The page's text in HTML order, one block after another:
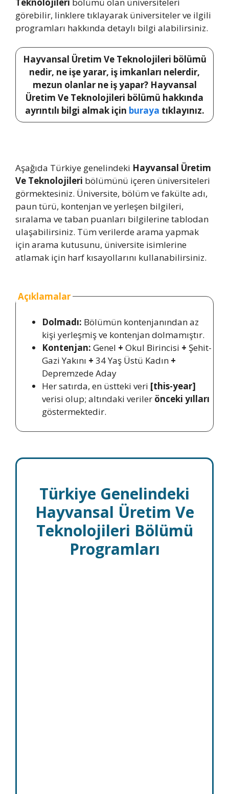
görebilir, linklere tıklayarak üniversiteler ve ilgili
programları hakkında detaylı bilgi alabilirsiniz.
Hayvansal Üretim Ve Teknolojileri bölümü
nedir, ne işe yarar, iş imkanları nelerdir,
mezun olanlar ne iş yapar? Hayvansal
Üretim Ve Teknolojileri bölümü hakkında
ayrıntılı bilgi almak için buraya tıklayınız.
Aşağıda Türkiye genelindeki Hayvansal Üretim
Ve Teknolojileri bölümünü içeren üniversiteleri
görmektesiniz. Üniversite, bölüm ve fakülte adı,
paun türü, kontenjan ve yerleşen bilgileri,
sıralama ve taban puanları bilgilerine tablodan
ulaşabilirsiniz. Tüm verilerde arama yapmak
için arama kutusunu, üniversite isimlerine
atlamak için harf kısayollarını kullanabilirsiniz.
Açıklamalar
Dolmadı: Bölümün kontenjanından az
kişi yerleşmiş ve kontenjan dolmamıştır.
Kontenjan: Genel + Okul Birincisi + Şehit-
Gazi Yakını + 34 Yaş Üstü Kadın +
Depremzede Aday
Her satırda, en üstteki veri [this-year]
verisi olup; altındaki veriler önceki yılları
göstermektedir.
Türkiye Genelindeki
Hayvansal Üretim Ve
Teknolojileri Bölümü
Programları